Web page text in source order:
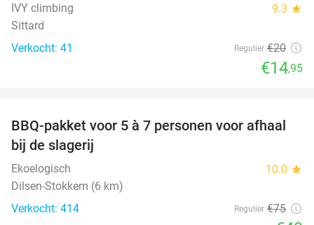
IVY climbing 9.3 star
Sittard
Verkocht: 41
Regulier €20
€14,95
35%
BBQ-pakket voor 5 à 7 personen voor afhaal
bij de slagerij
Ekoelogisch 10.0 star
Dilsen-Stokkem (6 km)
Verkocht: 414
Regulier €75